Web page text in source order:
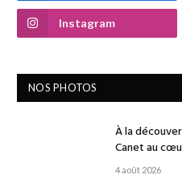
Instagram
NOS PHOTOS
À la
Canet au
4 août 2026